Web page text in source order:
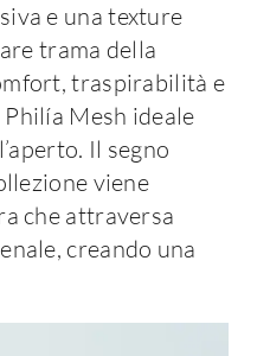
e una texture
trama della
traspirabilità e
Mesh ideale
Il segno
viene
che attraversa
creando una